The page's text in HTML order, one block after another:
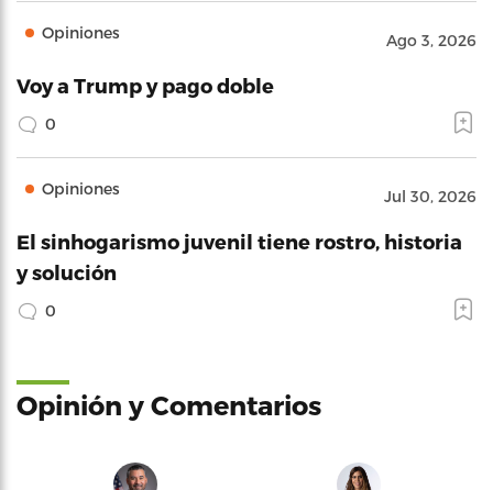
Opiniones Ago 3, 2026
Voy a Trump y pago doble
0
Opiniones Jul 30, 2026
El sinhogarismo juvenil tiene rostro, historia
y solución
0
Opinión y Comentarios